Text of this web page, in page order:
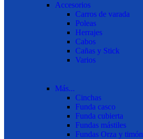
Accesorios
Carros de varada
Poleas
Herrajes
Cabos
Cañas y Stick
Varios
Más...
Cinchas
Funda casco
Funda cubierta
Fundas mástiles
Fundas Orza y timón